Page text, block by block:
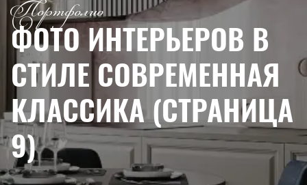
Портфолио
ФОТОИНТЕРЬЕРОВ В
СТИЛЕ СОВРЕМЕННАЯ
КЛАССИКА(СТРАНИЦА
9)